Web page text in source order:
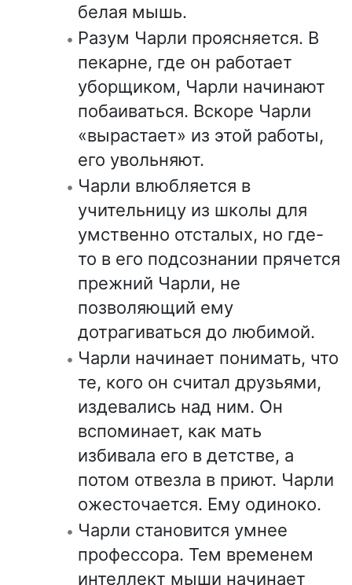
белая мышь.
Разум Чарли проясняется. В
пекарне, где он работает
уборщиком, Чарли начинают
побаиваться. Вскоре Чарли
«вырастает» из этой работы,
его увольняют.
Чарли влюбляется в
учительницу из школы для
умственно отсталых, но где-
то в его подсознании прячется
прежний Чарли, не
позволяющий ему
дотрагиваться до любимой.
Чарли начинает понимать, что
те, кого он считал друзьями,
издевались над ним. Он
вспоминает, как мать
избивала его в детстве, а
потом отвезла в приют. Чарли
ожесточается. Ему одиноко.
Чарли становится умнее
профессора. Тем временем
интеллект мыши начинает